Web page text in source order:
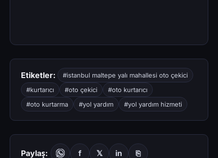
Etiketler:
#istanbul maltepe yalı mahallesi oto çekici
#kurtarıcı
#oto çekici
#oto kurtarıcı
#oto kurtarma
#yol yardım #yol yardım hizmeti
Paylaş: f 𝕏 in ⎘